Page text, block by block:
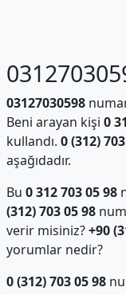
03127030598
Beni arayan kişi 0
kullandı. 0 (312)
aşağıdadır.
Bu 0 312 703 05 98
(312) 703 05 98
verir misiniz?+90
yorumlar nedir?
0 (312) 703 05 98